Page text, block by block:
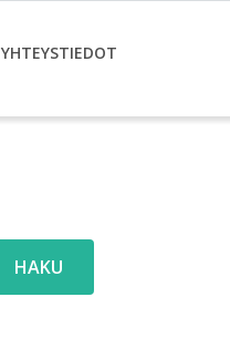
YHTEYSTIEDOT
HAKU